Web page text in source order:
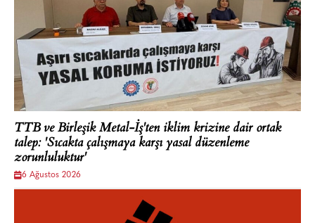
TTB ve Birleşik Metal-İş'ten iklim krizine dair ortak
talep: 'Sıcakta çalışmaya karşı yasal düzenleme
zorunluluktur'
6 Ağustos 2026